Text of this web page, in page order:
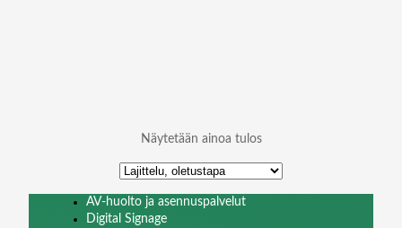
Näytetään ainoa tulos
AV-huolto ja asennuspalvelut
Digital Signage